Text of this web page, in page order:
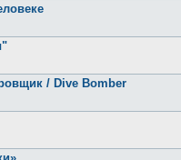
/ Dive Bomber